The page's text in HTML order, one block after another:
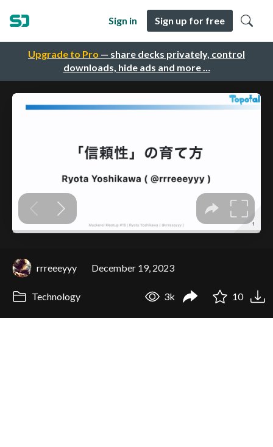
Upgrade to Pro — share decks privately, control
downloads, hide ads and more …
Sign in Sign up for free
rrreeeyyy December 19, 2023
Technology 3k 10